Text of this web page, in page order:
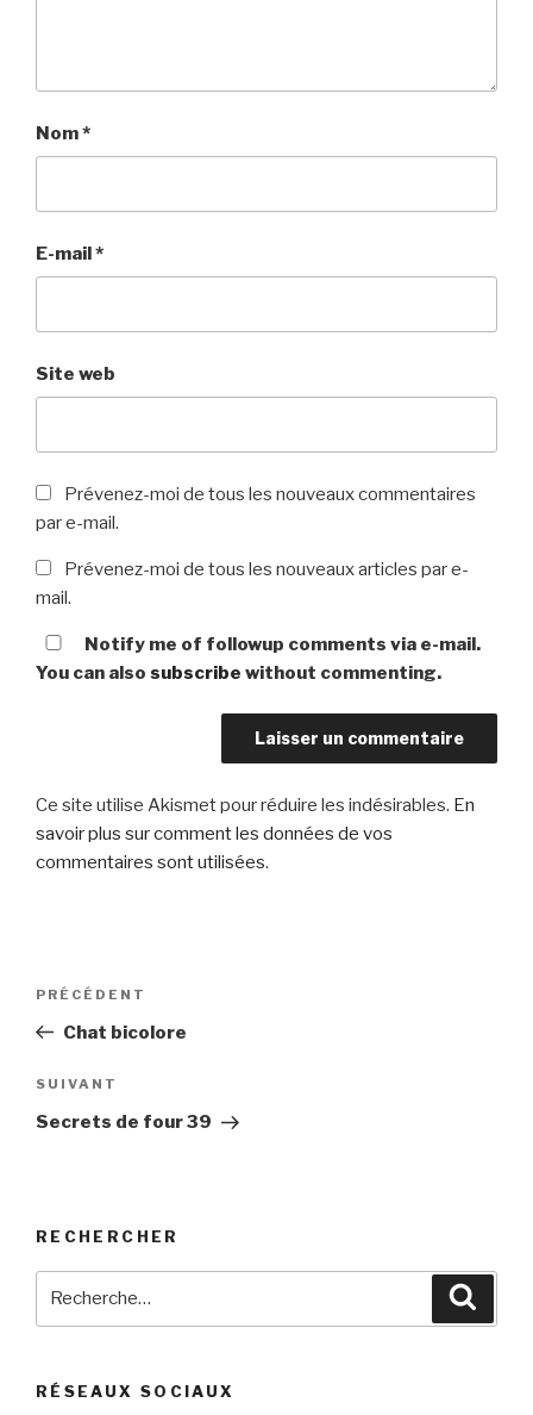
Nom*
E-mail*
Site web
Prévenez-moi de tous les nouveaux commentaires
par e-mail.
Prévenez-moi de tous les nouveaux articles par e-
mail.
Notify me of followup comments via e-mail.
You can also subscribe without commenting.
Ce site utilise Akismet pour réduire les indésirables. En
savoir plus sur comment les données de vos
commentaires sont utilisées.
Navigation
l’article
Article
précédent
PRÉCÉDENT
Chat bicolore
Article
suivant
SUIVANT
Secrets de four 39
RECHERCHER
RÉSEAUX SOCIAUX